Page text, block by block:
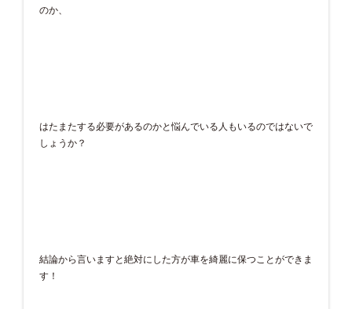
のか、
はたまたする必要があるのかと悩んでいる人もいるのではないで
しょうか？
結論から言いますと絶対にした方が車を綺麗に保つことができま
す！